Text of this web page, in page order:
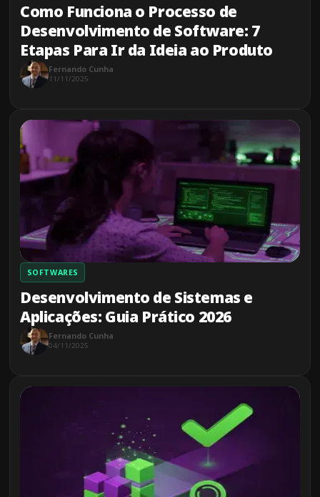
Como Funciona o Processo de
Desenvolvimento de Software: 7
Etapas Para Ir da Ideia ao Produto
Fernando Cunha
11/11/2025
SOFTWARES
Desenvolvimento de Sistemas e
Aplicações: Guia Prático 2026
Fernando Cunha
04/11/2025